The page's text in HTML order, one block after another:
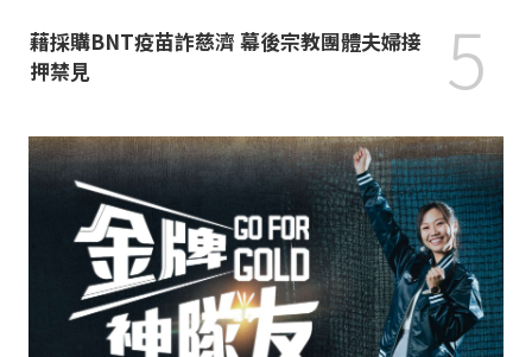
藉採購BNT疫苗詐慈濟 幕後宗教團體夫婦接
押禁見
5